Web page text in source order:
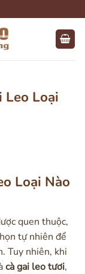
Leo Loại
Loại Nào
quen thuộc,
tự nhiên để
Tuy nhiên, khi
cà gai leo tươi,